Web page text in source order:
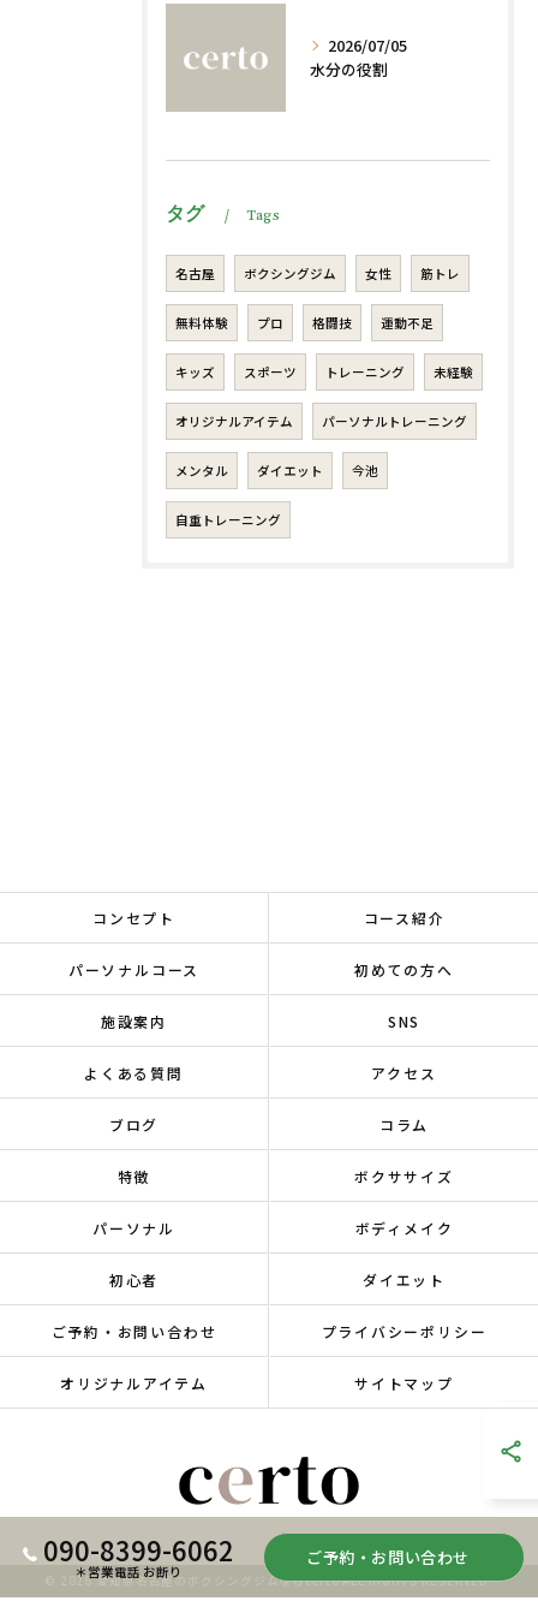
2026/07/05
水分の役割
タグ Tags
名古屋 ボクシングジム 女性 筋トレ
無料体験 プロ 格闘技 運動不足
キッズ スポーツ トレーニング 未経験
オリジナルアイテム パーソナルトレーニング
メンタル ダイエット 今池
自重トレーニング
090-8399-6062
＊営業電話 お断り
ご予約・お問い合わせ
コンセプト コース紹介
パーソナルコース 初めての方へ
施設案内 SNS
よくある質問 アクセス
ブログ コラム
特徴 ボクササイズ
パーソナル ボディメイク
初心者 ダイエット
ご予約・お問い合わせ プライバシーポリシー
オリジナルアイテム サイトマップ
© 2026 愛知県名古屋のボクシングジムならcerto ALL RIGHTS RESERVED.